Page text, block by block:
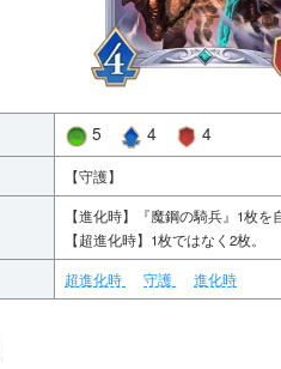
5 4 4
【守護】
【進化時】『魔鋼の騎兵』1枚
【超進化時】1枚ではなく2枚。
超進化時 守護 進化時